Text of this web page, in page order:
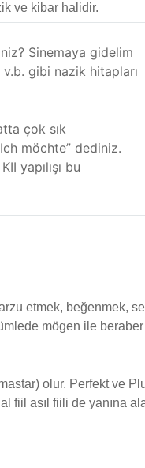
ve kibar halidir.
Sinemaya gidelim
gibi nazik hitapları
çok sık
möchte” dediniz.
yapılışı bu
etmek, beğenmek,
mögen ile beraber
olur. Perfekt ve
fiil asıl fiili de yanına